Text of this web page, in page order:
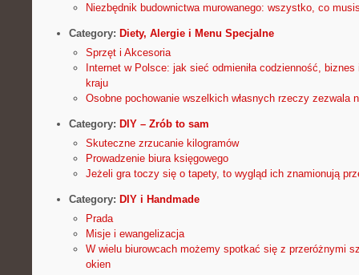
Niezbędnik budownictwa murowanego: wszystko, co
Category: Diety, Alergie i Menu Specjalne
Sprzęt i Akcesoria
Internet w Polsce: jak sieć odmieniła codzienność, biznes
kraju
Osobne pochowanie wszelkich własnych rzeczy zezwala
Category: DIY – Zrób to sam
Skuteczne zrzucanie kilogramów
Prowadzenie biura księgowego
Jeżeli gra toczy się o tapety, to wygląd ich znamionują
Category: DIY i Handmade
Prada
Misje i ewangelizacja
W wielu biurowcach możemy spotkać się z przeróżnymi
okien